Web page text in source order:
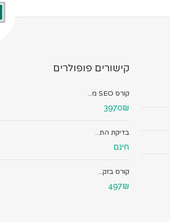
קישורים פופולרים
קורס SEO מ...
3970₪
בדיקת הת...
חינם
קורס בזק...
497₪